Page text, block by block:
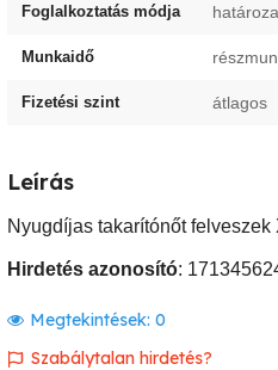
Foglalkoztatás módja
Munkaidő
Fizetési szint átlagos
Leírás
Nyugdíjas takarítónőt felveszek
Hirdetés azonosító:
Megtekintések: 0
Szabálytalan hirdetés?